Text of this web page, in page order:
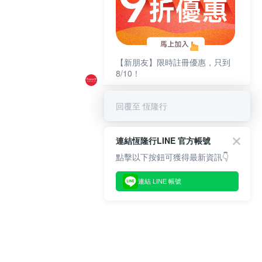
【新朋友】限時註冊優惠，只到
8/10！
回覆至 恆隆行
連結恆隆行LINE 官方帳號
點擊以下按鈕可獲得最新資訊👇
連結 LINE 帳號